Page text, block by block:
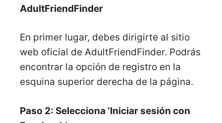
AdultFriendFinder
En primer lugar, debes dirigirte al sitio
web oficial de AdultFriendFinder. Podrás
encontrar la opción de registro en la
esquina superior derecha de la página.
Paso 2: Selecciona ‘Iniciar sesión con